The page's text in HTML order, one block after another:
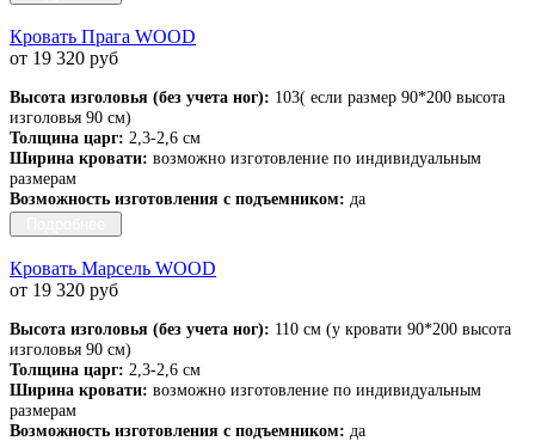
Кровать Прага WOOD
от 19 320 руб
Высота изголовья (без учета ног): 103( если размер 90*200 высота
изголовья 90 см)
Толщина царг: 2,3-2,6 см
Ширина кровати: возможно изготовление по индивидуальным
размерам
Возможность изготовления с подъемником: да
Кровать Марсель WOOD
от 19 320 руб
Высота изголовья (без учета ног): 110 см (у кровати 90*200 высота
изголовья 90 см)
Толщина царг: 2,3-2,6 см
Ширина кровати: возможно изготовление по индивидуальным
размерам
Возможность изготовления с подъемником: да